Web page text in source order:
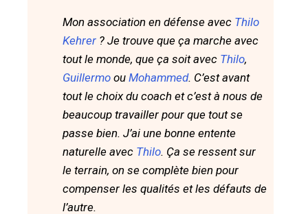
Mon association en défense avec Thilo
Kehrer ? Je trouve que ça marche avec
tout le monde, que ça soit avec Thilo,
Guillermo ou Mohammed. C’est avant
tout le choix du coach et c’est à nous de
beaucoup travailler pour que tout se
passe bien. J’ai une bonne entente
naturelle avec Thilo. Ça se ressent sur
le terrain, on se complète bien pour
compenser les qualités et les défauts de
l’autre.